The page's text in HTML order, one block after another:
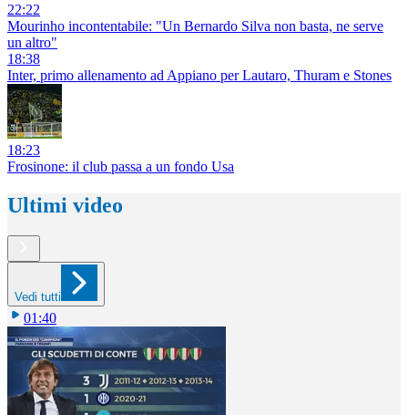
22:22
Mourinho incontentabile: "Un Bernardo Silva non basta, ne serve
un altro"
18:38
Inter, primo allenamento ad Appiano per Lautaro, Thuram e Stones
18:23
Frosinone: il club passa a un fondo Usa
Ultimi video
Vedi tutti
01:40